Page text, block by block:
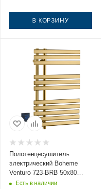
В КОРЗИНУ
Полотенцесушитель
электрический Boheme
Venturo 723-BRB 50х80
бронза
Есть в наличии